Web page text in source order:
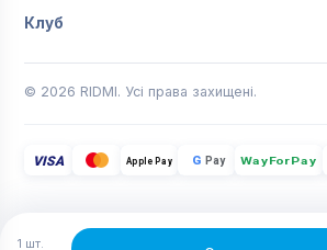
1 шт.
Клуб
© 2026 RIDMI. Усі права захищені.
VISA Apple Pay G Pay WayForPay